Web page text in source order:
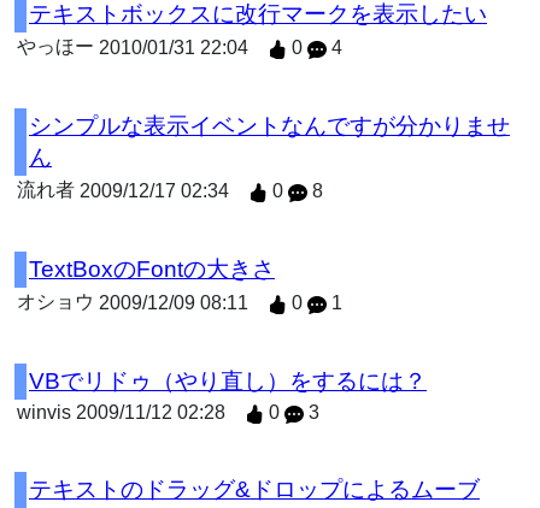
テキストボックスに改行マークを表示したい
やっほー 2010/01/31 22:04 0 4
シンプルな表示イベントなんですが分かりませ
ん
流れ者 2009/12/17 02:34 0 8
TextBoxのFontの大きさ
オショウ 2009/12/09 08:11 0 1
VBでリドゥ（やり直し）をするには？
winvis 2009/11/12 02:28 0 3
テキストのドラッグ&ドロップによるムーブ